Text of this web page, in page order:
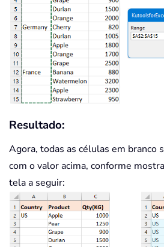
Resultado:
Agora, todas as células em branco
com o valor acima, conforme
tela a seguir: